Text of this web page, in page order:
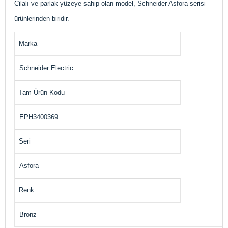
Cilalı ve parlak yüzeye sahip olan model, Schneider Asfora serisi
ürünlerinden biridir.
Marka
Schneider Electric
Tam Ürün Kodu
EPH3400369
Seri
Asfora
Renk
Bronz